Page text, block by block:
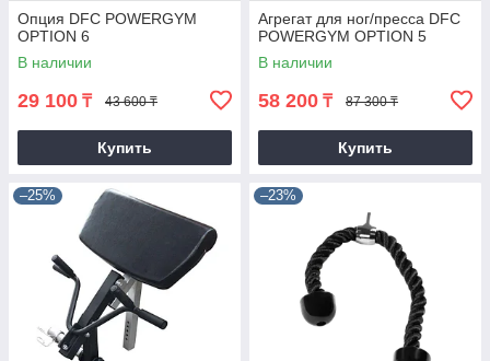
Опция DFC POWERGYM
OPTION 6
В наличии
29 100 ₸ 43 600 ₸
Купить
Агрегат для ног/пресса DFC
POWERGYM OPTION 5
В наличии
58 200 ₸ 87 300 ₸
Купить
–25% –23%